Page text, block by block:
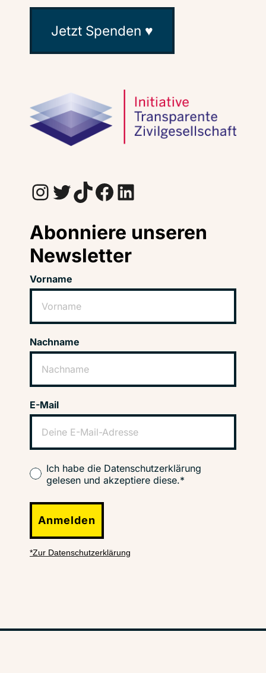
Jetzt Spenden ♥
InstagramTwitter TikTok Facebook LinkedIn
Abonniere unseren
Newsletter
Vorname
Nachname
E-Mail
Ich habe die Datenschutzerklärung
gelesen und akzeptiere diese.*
Anmelden
*Zur Datenschutzerklärung